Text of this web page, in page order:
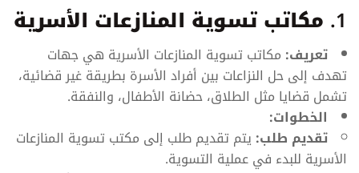
1. مكاتب تسوية المنازعات الأسرية
تعريف: مكاتب تسوية المنازعات الأسرية هي جهات
تهدف إلى حل النزاعات بين أفراد الأسرة بطريقة غير قضائية،
تشمل قضايا مثل الطلاق، حضانة الأطفال، والنفقة.
الخطوات:
تقديم طلب: يتم تقديم طلب إلى مكتب تسوية المنازعات
الأسرية للبدء في عملية التسوية.